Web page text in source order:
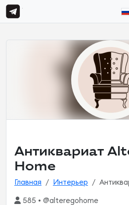
Антиквариат
Home
Главная Интерьер
585 • @alteregohome